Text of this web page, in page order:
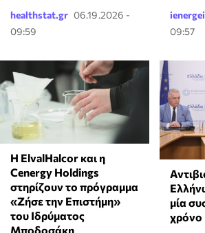
healthstat.gr 06.19.2026 -
09:59
09:57
Η ElvalHalcor και η
Cenergy Holdings
στηρίζουν το πρόγραμμα
«Ζήσε την Επιστήμη»
του Ιδρύματος
Μποδοσάκη
μία
χρόνο